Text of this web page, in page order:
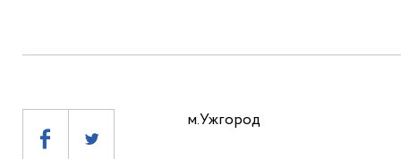
м.Ужгород